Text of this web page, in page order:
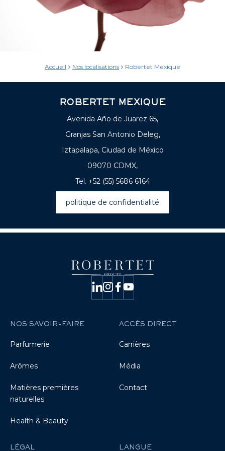
Accueil Nos localisations Robertet Mexique
ROBERTET MEXIQUE
Avenida Año de Juarez 65,
Granjas San Antonio Deleg,
Iztapalapa, Ciudad de México
09070 CDMX,
Tel. +52 (55) 5686 6164
politique de confidentialité
NOS SAVOIR-FAIRE
Parfumerie
Arômes
Matières premières
naturelles
Health & Beauty
ACCÈS DIRECT
Carrières
Média
Contact
LÉGAL LANGUE